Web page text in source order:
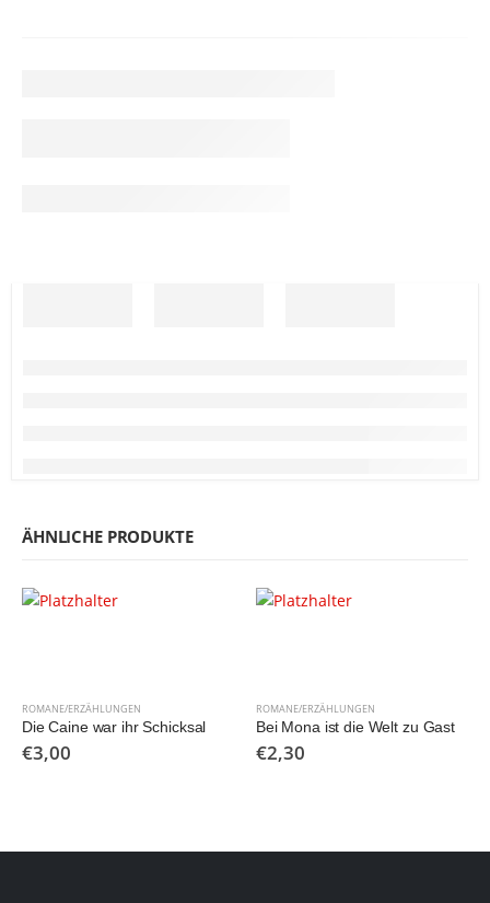
ÄHNLICHE PRODUKTE
ROMANE/ERZÄHLUNGEN
Die Caine war ihr Schicksal
€3,00
ROMANE/ERZÄHLUNGEN
Bei Mona ist die Welt zu Gast
€2,30